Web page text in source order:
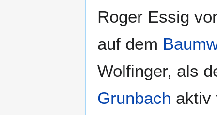
Roger Essig
auf dem
Wolfinger, als
Grunbach aktiv